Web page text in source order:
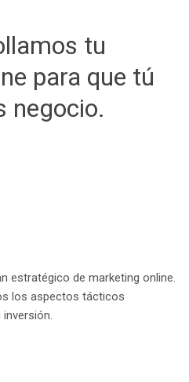
tu
para que tú
negocio.
estratégico de marketing online.
los aspectos tácticos